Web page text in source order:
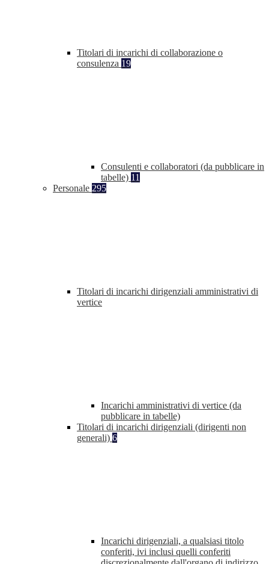
Titolari di incarichi di collaborazione o
consulenza 19
Consulenti e collaboratori (da pubblicare in
tabelle) 11
Personale 295
Titolari di incarichi dirigenziali amministrativi di
vertice
Incarichi amministrativi di vertice (da
pubblicare in tabelle)
Titolari di incarichi dirigenziali (dirigenti non
generali) 6
Incarichi dirigenziali, a qualsiasi titolo
conferiti, ivi inclusi quelli conferiti